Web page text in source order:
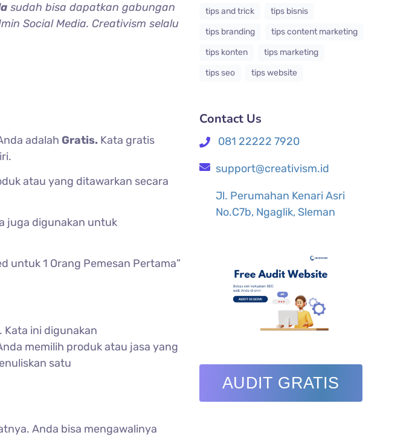
sudah bisa dapatkan gabungan
Social Media. Creativism selalu
adalah Gratis. Kata gratis
atau yang ditawarkan secara
juga digunakan untuk
untuk 1 Orang Pemesan Pertama”
Kata ini digunakan
memilih produk atau jasa yang
satu
Anda bisa mengawalinya
tips and trick
tips bisnis
tips branding
tips content marketing
tips konten
tips marketing
tips seo
tips website
Contact Us
081 22222 7920
support@creativism.id
Jl. Perumahan Kenari Asri
No.C7b, Ngaglik, Sleman
AUDIT GRATIS